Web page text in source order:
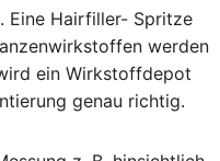
Eine Hairfiller- Spritze
werden
ein Wirkstoffdepot
genau richtig.